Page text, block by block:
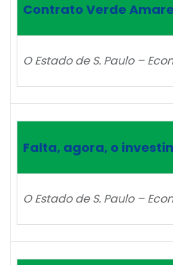
Contrato Verde
O Estado de S. Paulo –
Falta, agora, o
O Estado de S. Paulo –